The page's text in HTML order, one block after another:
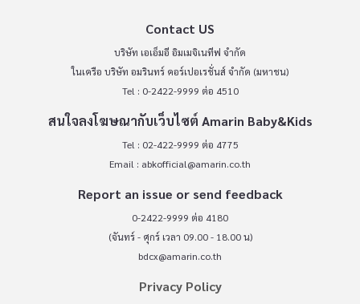
Contact US
บริษัท เอเอ็มอี อิมเมจิเนทีฟ จำกัด
ในเครือ บริษัท อมรินทร์ คอร์เปอเรชั่นส์ จำกัด (มหาชน)
Tel : 0-2422-9999 ต่อ 4510
สนใจลงโฆษณากับเว็บไซต์ Amarin Baby&Kids
Tel : 02-422-9999 ต่อ 4775
Email : abkofficial@amarin.co.th
Report an issue or send feedback
0-2422-9999 ต่อ 4180
(จันทร์ - ศุกร์ เวลา 09.00 - 18.00 น)
bdcx@amarin.co.th
Privacy Policy